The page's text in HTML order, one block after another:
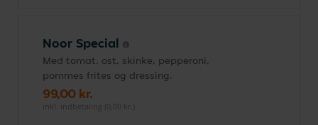
Noor Special
Med tomat, ost, skinke, pepperoni,
pommes frites og dressing.
99,00 kr.
inkl. indbetaling (0,00 kr.)